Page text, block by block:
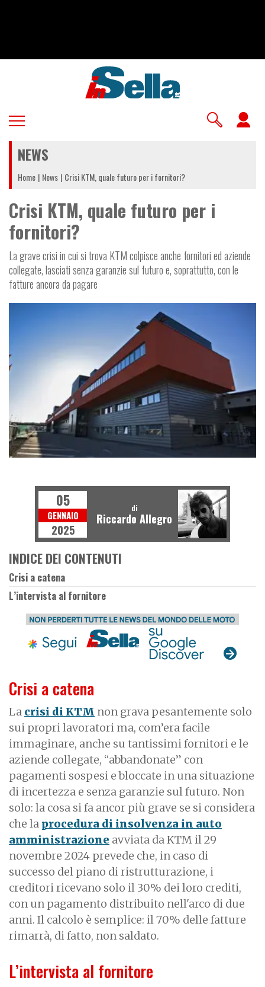
NEWS
Home News Crisi KTM, quale futuro per i fornitori?
Crisi KTM, quale futuro per i
fornitori?
La grave crisi in cui si trova KTM colpisce anche fornitori ed aziende
collegate, lasciati senza garanzie sul futuro e, soprattutto, con le
fatture ancora da pagare
Crisi a catena
La crisi di KTM non grava pesantemente solo
sui propri lavoratori ma, com’era facile
immaginare, anche su tantissimi fornitori e le
aziende collegate, “abbandonate” con
pagamenti sospesi e bloccate in una situazione
di incertezza e senza garanzie sul futuro. Non
solo: la cosa si fa ancor più grave se si considera
che la procedura di insolvenza in auto
amministrazione avviata da KTM il 29
novembre 2024 prevede che, in caso di
successo del piano di ristrutturazione, i
creditori ricevano solo il 30% dei loro crediti,
con un pagamento distribuito nell'arco di due
anni. Il calcolo è semplice: il 70% delle fatture
rimarrà, di fatto, non saldato.
L’intervista al fornitore
05
GENNAIO
2025
di
Riccardo Allegro
INDICE DEI CONTENUTI
Crisi a catena
L’intervista al fornitore